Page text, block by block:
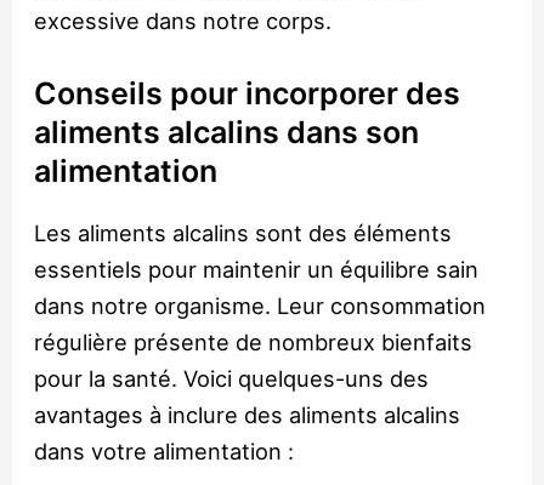
excessive dans notre corps.
Conseils pour incorporer des
aliments alcalins dans son
alimentation
Les aliments alcalins sont des éléments
essentiels pour maintenir un équilibre sain
dans notre organisme. Leur consommation
régulière présente de nombreux bienfaits
pour la santé. Voici quelques-uns des
avantages à inclure des aliments alcalins
dans votre alimentation :